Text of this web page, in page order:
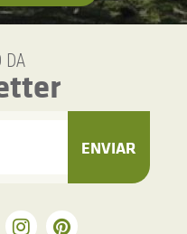
DA
ENVIAR